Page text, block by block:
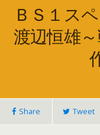
ＢＳ１ス
渡辺恒雄
Share Tweet